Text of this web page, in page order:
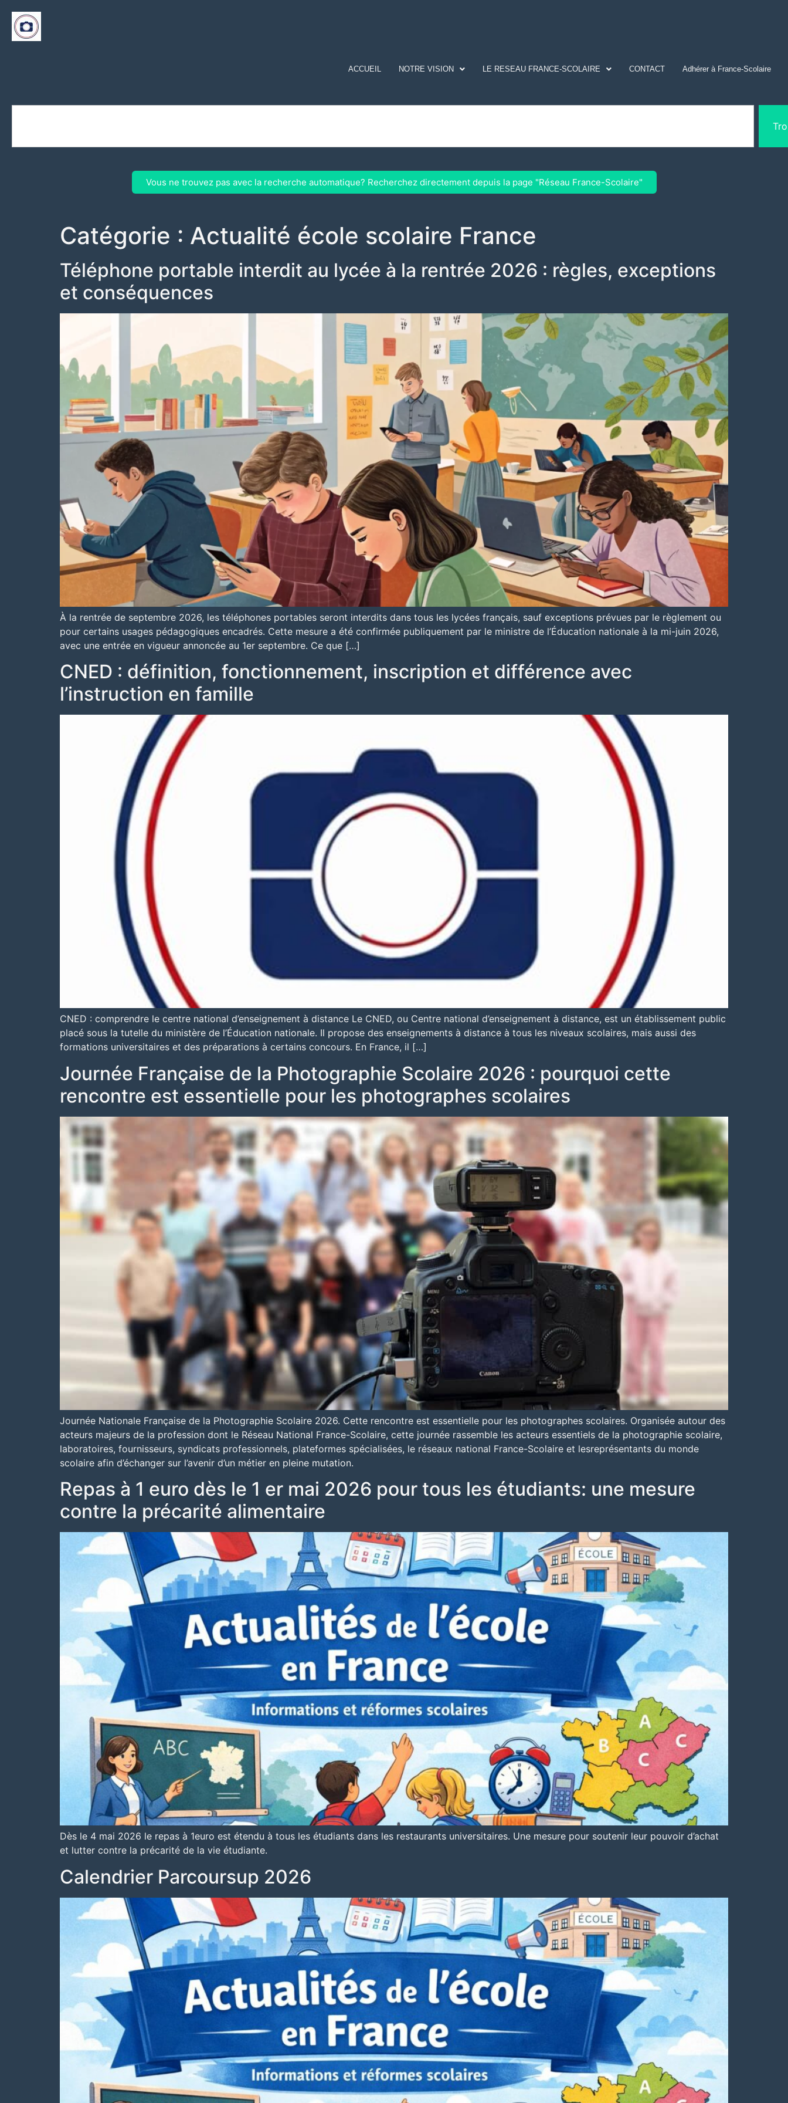
ACCUEIL NOTRE VISION LE RESEAU FRANCE-SCOLAIRE CONTACT Adhérer à France-Scolaire
Vous ne trouvez pas avec la recherche automatique? Recherchez directement depuis la page "Réseau France-Scolaire"
Catégorie : Actualité école scolaire France
Téléphone portable interdit au lycée à la rentrée 2026 : règles, exceptions
et conséquences
À la rentrée de septembre 2026, les téléphones portables seront interdits dans tous les lycées français, sauf exceptions prévues par le règlement ou
pour certains usages pédagogiques encadrés. Cette mesure a été confirmée publiquement par le ministre de l’Éducation nationale à la mi-juin 2026,
avec une entrée en vigueur annoncée au 1er septembre. Ce que […]
CNED : définition, fonctionnement, inscription et différence avec
l’instruction en famille
CNED : comprendre le centre national d’enseignement à distance Le CNED, ou Centre national d’enseignement à distance, est un établissement public
placé sous la tutelle du ministère de l’Éducation nationale. Il propose des enseignements à distance à tous les niveaux scolaires, mais aussi des
formations universitaires et des préparations à certains concours. En France, il […]
Journée Française de la Photographie Scolaire 2026 : pourquoi cette
rencontre est essentielle pour les photographes scolaires
Journée Nationale Française de la Photographie Scolaire 2026. Cette rencontre est essentielle pour les photographes scolaires. Organisée autour des
acteurs majeurs de la profession dont le Réseau National France-Scolaire, cette journée rassemble les acteurs essentiels de la photographie scolaire,
laboratoires, fournisseurs, syndicats professionnels, plateformes spécialisées, le réseaux national France-Scolaire et lesreprésentants du monde
scolaire afin d’échanger sur l’avenir d’un métier en pleine mutation.
Repas à 1 euro dès le 1 er mai 2026 pour tous les étudiants: une mesure
contre la précarité alimentaire
Dès le 4 mai 2026 le repas à 1euro est étendu à tous les étudiants dans les restaurants universitaires. Une mesure pour soutenir leur pouvoir d’achat
et lutter contre la précarité de la vie étudiante.
Calendrier Parcoursup 2026